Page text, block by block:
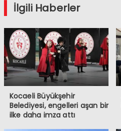
İlgili Haberler
Kocaeli Büyükşehir
Belediyesi, engelleri aşan bir
ilke daha imza attı